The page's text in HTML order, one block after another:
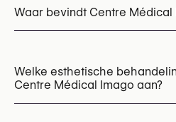
Waar bevindt Centre Médical
Welke esthetische
Centre Médical Imago aan?